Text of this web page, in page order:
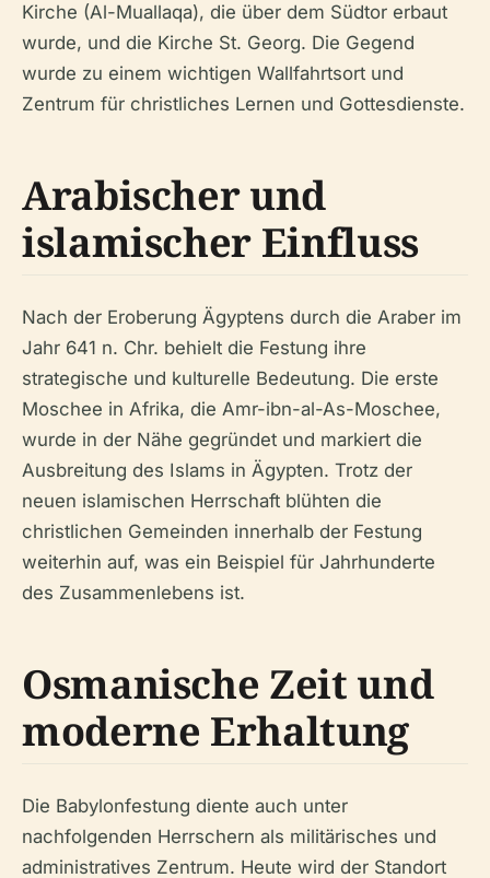
Kirche (Al-Muallaqa), die über dem Südtor erbaut
wurde, und die Kirche St. Georg. Die Gegend
wurde zu einem wichtigen Wallfahrtsort und
Zentrum für christliches Lernen und Gottesdienste.
Arabischer und
islamischer Einfluss
Nach der Eroberung Ägyptens durch die Araber im
Jahr 641 n. Chr. behielt die Festung ihre
strategische und kulturelle Bedeutung. Die erste
Moschee in Afrika, die Amr-ibn-al-As-Moschee,
wurde in der Nähe gegründet und markiert die
Ausbreitung des Islams in Ägypten. Trotz der
neuen islamischen Herrschaft blühten die
christlichen Gemeinden innerhalb der Festung
weiterhin auf, was ein Beispiel für Jahrhunderte
des Zusammenlebens ist.
Osmanische Zeit und
moderne Erhaltung
Die Babylonfestung diente auch unter
nachfolgenden Herrschern als militärisches und
administratives Zentrum. Heute wird der Standort